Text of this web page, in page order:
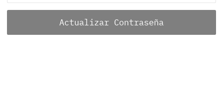
Actualizar Contraseña